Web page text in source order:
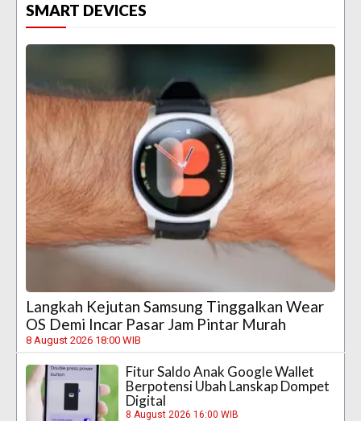
SMART DEVICES
Langkah Kejutan Samsung Tinggalkan Wear
OS Demi Incar Pasar Jam Pintar Murah
8 August 2026 18:00 WIB
Fitur Saldo Anak Google Wallet
Berpotensi Ubah Lanskap Dompet
Digital
8 August 2026 16:00 WIB